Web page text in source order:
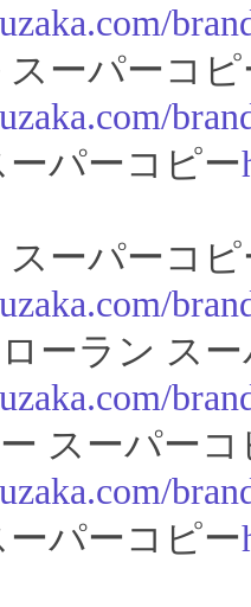
スーパーコピ
パーコピー
スーパーコピ
ーラン ス
スーパーコ
パーコピー